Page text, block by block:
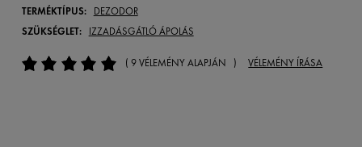
TERMÉKTÍPUS:
DEZODOR
SZÜKSÉGLET:
IZZADÁSGÁTLÓ ÁPOLÁS
( 9 VÉLEMÉNY ALAPJÁN ) VÉLEMÉNY ÍRÁSA